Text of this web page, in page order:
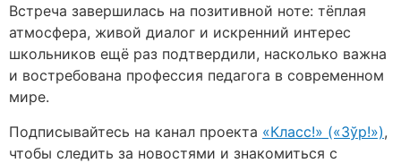
Встреча завершилась на позитивной ноте: тёплая
атмосфера, живой диалог и искренний интерес
школьников ещё раз подтвердили, насколько важна
и востребована профессия педагога в современном
мире.
Подписывайтесь на канал проекта «Класс!» («Зўр!»),
чтобы следить за новостями и знакомиться с